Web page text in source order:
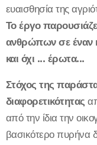
ευαισθησία της
Το έργο
ανθρώπων σε έναν
και όχι ... έρωτα...
Στόχος της
διαφορετικότητας
από την ίδια την
βασικότερο πυρήνα